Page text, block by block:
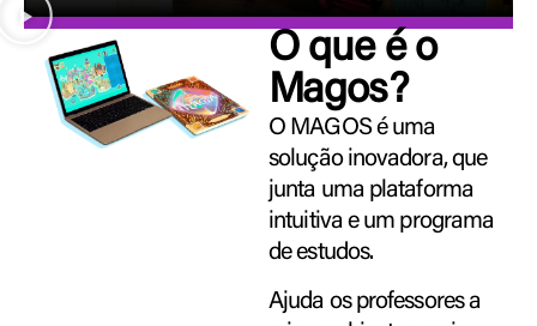
O que é o
Magos?
O MAGOS é uma
solução inovadora, que
junta uma plataforma
intuitiva e um programa
de estudos.
Ajuda os professores a